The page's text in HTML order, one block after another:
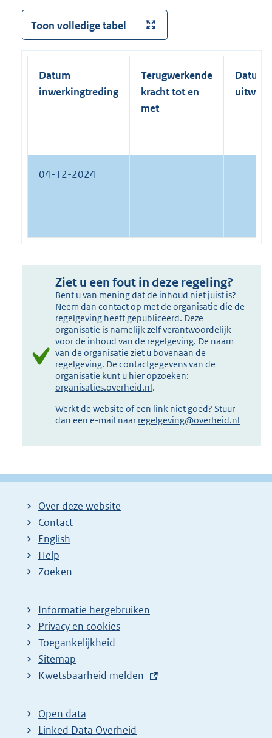
Toon volledige tabel
Datum
inwerkingtreding
Terugwerkende
kracht tot en
met
Datum
04-12-2024
Ziet u een fout in deze regeling?
Bent u van mening dat de inhoud niet juist is?
Neem dan contact op met de organisatie die de
regelgeving heeft gepubliceerd. Deze
organisatie is namelijk zelf verantwoordelijk
voor de inhoud van de regelgeving. De naam
van de organisatie ziet u bovenaan de
regelgeving. De contactgegevens van de
organisatie kunt u hier opzoeken:
organisaties.overheid.nl.
Werkt de website of een link niet goed? Stuur
dan een e-mail naar regelgeving@overheid.nl
Over deze website
Contact
English
Help
Zoeken
Informatie hergebruiken
Privacy en cookies
Toegankelijkheid
Sitemap
E
t
e
Kwetsbaarheid melden
Open data
Linked Data Overheid